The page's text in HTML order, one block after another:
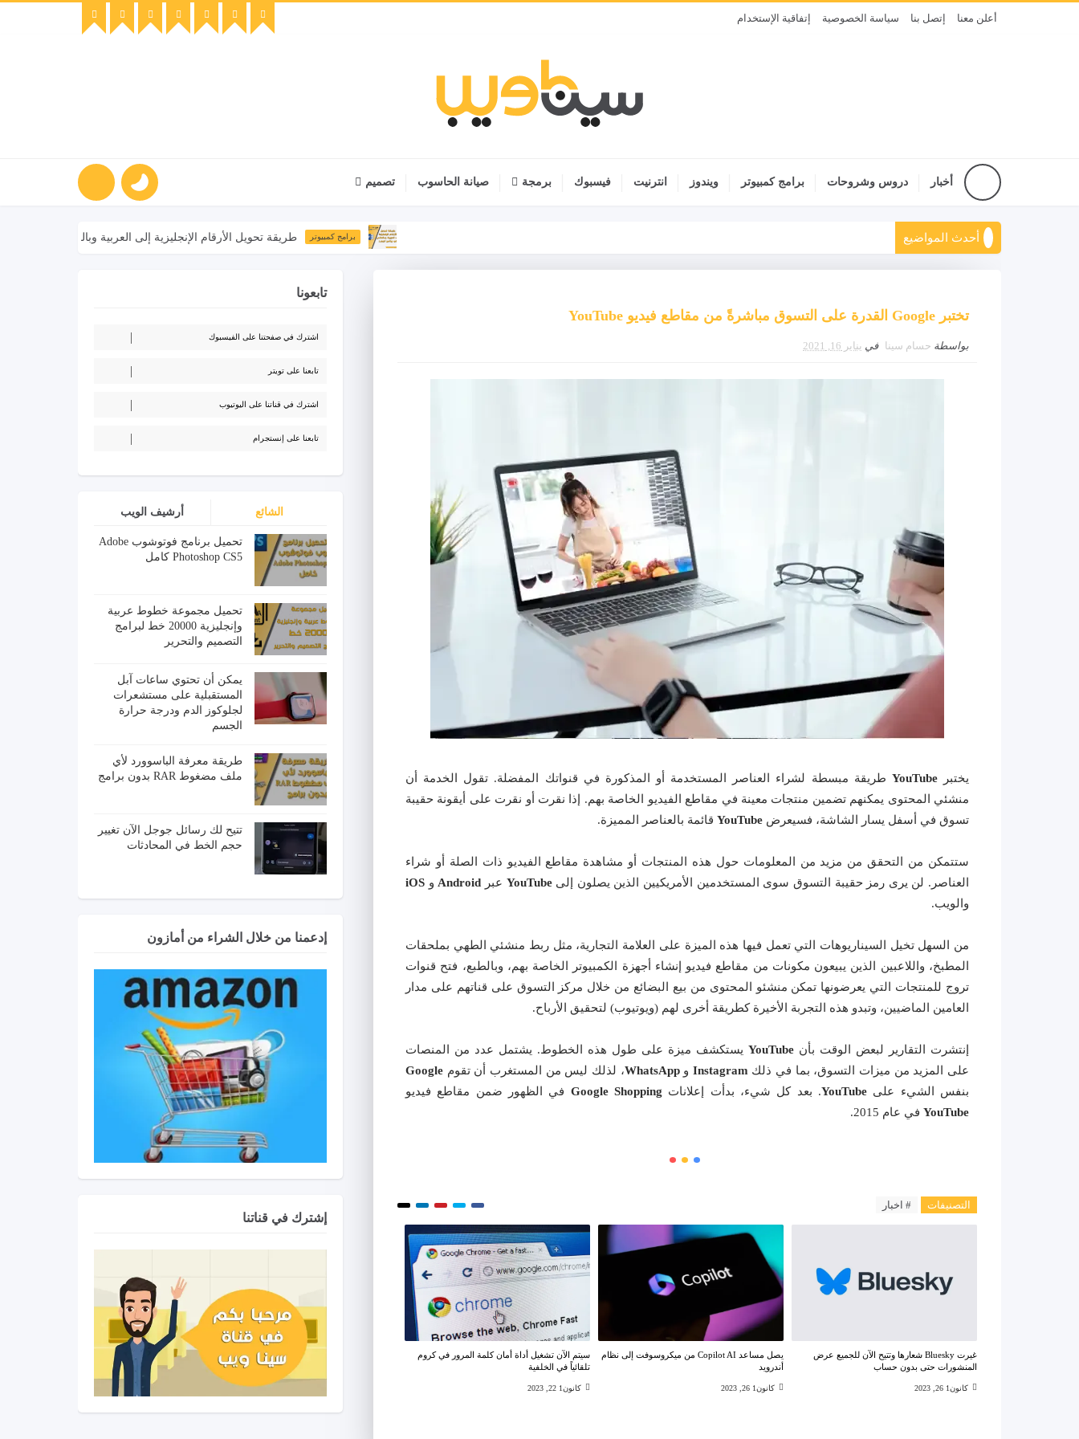
أعلن معنا إتصل بنا سياسة الخصوصية إتفاقية الإستخدام
أخبار دروس وشروحات برامج كمبيوتر ويندوز انترنيت فيسبوك برمجة صيانة الحاسوب تصميم
أحدث المواضيع برامج كمبيوتر طريقة تحويل الأرقام الإنجليزية إلى العربية وبالعكس في برنامج الوورد
تختبر Google القدرة على التسوق مباشرةً من مقاطع فيديو YouTube
بواسطة حسام سينا في يناير 16, 2021
يختبرYouTube طريقة مبسطة لشراء العناصر المستخدمة أو المذكورة في قنواتك المفضلة. تقول الخدمة أن
منشئي المحتوى يمكنهم تضمين منتجات معينة في مقاطع الفيديو الخاصة بهم. إذا نقرت أو نقرت على أيقونة حقيبة
تسوق في أسفل يسار الشاشة، فسيعرض YouTube قائمة بالعناصر المميزة.
ستتمكن من التحقق من مزيد من المعلومات حول هذه المنتجات أو مشاهدة مقاطع الفيديو ذات الصلة أو شراء
العناصر. لن يرى رمز حقيبة التسوق سوى المستخدمين الأمريكيين الذين يصلون إلىYouTube عبر Android و iOS
والويب.
من السهل تخيل السيناريوهات التي تعمل فيها هذه الميزة على العلامة التجارية، مثل ربط منشئي الطهي بملحقات
المطبخ، واللاعبين الذين يبيعون مكونات من مقاطع فيديو إنشاء أجهزة الكمبيوتر الخاصة بهم، وبالطبع، فتح قنوات
تروج للمنتجات التي يعرضونها تمكن منشئو المحتوى من بيع البضائع من خلال مركز التسوق على قناتهم على مدار
العامين الماضيين، وتبدو هذه التجربة الأخيرة كطريقة أخرى لهم (ويوتيوب) لتحقيق الأرباح.
إنتشرت التقارير لبعض الوقت بأن YouTube يستكشف ميزة على طول هذه الخطوط. يشتمل عدد من المنصات
على المزيد من ميزات التسوق، بما في ذلك Instagram وWhatsApp، لذلك ليس من المستغرب أن تقوم Google
بنفس الشيء على YouTube. بعد كل شيء، بدأت إعلانات Google Shopping في الظهور ضمن مقاطع فيديو
YouTube في عام 2015.
التصنيفات # اخبار
غيرت Bluesky شعارها وتتيح الآن للجميع عرض
المنشورات حتى بدون حساب
كانون1 26, 2023
يصل مساعد Copilot AI من ميكروسوفت إلى نظام
أندرويد
كانون1 26, 2023
سيتم الآن تشغيل أداة أمان كلمة المرور في كروم
تلقائياً في الخلفية
كانون1 22, 2023
تابعونا
اشترك في صفحتنا على الفيسبوك
تابعنا على تويتر
اشترك في قناتنا على اليوتيوب
تابعنا على إنستجرام
الشائع أرشيف الويب
تحميل برنامج فوتوشوب Adobe
Photoshop CS5 كامل
تحميل مجموعة خطوط عربية
وإنجليزية 20000 خط لبرامج
التصميم والتحرير
يمكن أن تحتوي ساعات آبل
المستقبلية على مستشعرات
لجلوكوز الدم ودرجة حرارة
الجسم
طريقة معرفة الباسوورد لأي
ملف مضغوط RAR بدون برامج
تتيح لك رسائل جوجل الآن تغيير
حجم الخط في المحادثات
إدعمنا من خلال الشراء من أمازون
إشترك في قناتنا